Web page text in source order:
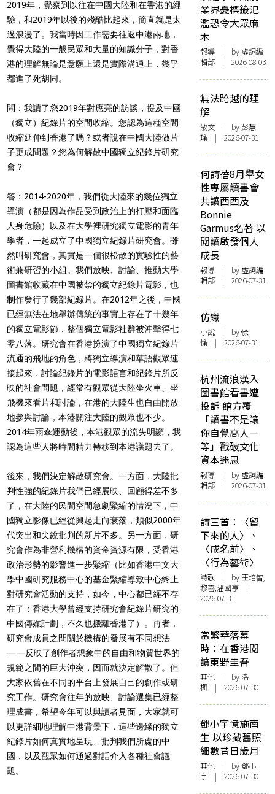
2019年，覺察到以往在中國大陸和在香港的經
驗，和2019年以後的殘酷比起來，簡直就是太
過浪漫了。我當時因工作需要往返中港兩地，
覺得大陸的一般民眾和大量的知識分子，對香
港的理解無論是意願上還是實際溝通上，幾乎
都進了死胡同。
問：我讀了您2019年對應亮的訪談，提及中國
（獨立）紀錄片的空間收縮。您認為這種空間
收縮延伸到香港了嗎？或者說在中國大陸做片
子更成問題？您為何解散中國獨立紀錄片研究
會？
答：2014-2020年，我們從大陸來的幾位獨立
導演（都是因為作品受到政治上的打壓和面臨
人身危險）以及在大學裡研究獨立電影的青年
學者，一起成立了中國獨立紀錄片研究會。雖
然叫研究會，其實是一個很松散的實驗性的藝
術兼研習的小組。我們放映、討論、推動大學
圖書館收藏在中國被禁的獨立紀錄片電影，也
制作發行了幾部紀錄片。在2012年之後，中國
已經無法在地舉辦傳統的事實上存在了十幾年
的獨立電影節，整個獨立電影社群被沖擊得七
零八落。研究會在香港扮演了中國獨立紀錄片
流通的飛地的角色，將獨立導演和華語觀眾連
接起來，討論紀錄片的電影語言和紀錄片所反
映的社會問題，經常有觀眾從大陸坐火車、坐
飛機來看片和討論，在港的大陸生也自由開放
地參與討論，本港關注大陸的觀眾也不少。
2014年雨傘運動後，本港觀眾的流失明顯，我
認為這些人將時間精力轉移到本港議題去了。
後來，我們決定解散研究會。一方面，大陸批
判性強的紀錄片我們已經展映、回顧得差不多
了，在大陸的民間空間急劇緊縮的情況下，中
國獨立影像已經從興起走向衰落，類似2000年
代突出和尖銳批判的新片不多。另一方面，研
究會作為非營利機構的資金資源有限，受香港
政治形勢的影響進一步緊縮（比如香港中文大
學中國研究服務中心的基金緊縮導致中心終止
對研究會活動的支持，如今，中心都已經不存
在了；香港大學曾經支持研究會紀錄片研究的
中國傳媒計劃，不久也搬離香港了）。再者，
研究會成員之間關於機構的發展有不同想法
——反映了創作者想象中的自由和物質世界的
規範之間的巨大沖突，因而就決定解散了。但
大家依舊在不同的平台上發展自己的創作或研
究工作。研究會往年的放映、討論選集已經整
理成書，希望今年可以與讀者見面，大家就可
以更詳細地理解中港背景下，這些邊緣的獨立
紀錄片如何真實地呈現、批判我們所處的中
國，以及觀眾如何通過對話介入各種社會議
題。
業界憂標籤氾
濫恐令大眾麻
木
報導 | by 虛詞編
輯部 | 2026-08-03
無法跨越的理
解
散文 | by 彭慧
瑜 | 2026-07-31
何詩蓓8月舉女
性專屬讀書會
共讀西西及
Bonnie
Garmus名著 以
閱讀啟發個人
成長
報導 | by 虛詞編
輯部 | 2026-07-31
仿織
小說 | by 悇
愉 | 2026-07-31
杭州流浪漢入
圖書館看書遭
投訴 館方覆
「讀書不是讓
你自覺高人一
等」戳破文化
資本迷思
報導 | by 虛詞編
輯部 | 2026-07-31
詩三首：〈留
下來的人〉、
〈成名前〉、
〈行為藝術〉
詩歌 | by 王培智,
黎喜,潘國亨 |
2026-07-31
當繁華落幕
時：在香港閱
讀東野圭吾
其他 | by洛
楓 | 2026-07-30
鄧小宇憶施南
生 以珍藏舊照
細數昔日歲月
其他 | by 鄧小
宇 | 2026-07-30